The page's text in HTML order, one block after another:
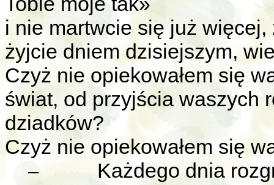
i nie martwcie się już
żyjcie dniem dzisiejszym,
Czyż nie opiekowałem się
świat, od przyjścia waszych
dziadków?
Czyż nie opiekowałem się
– Każdego dnia